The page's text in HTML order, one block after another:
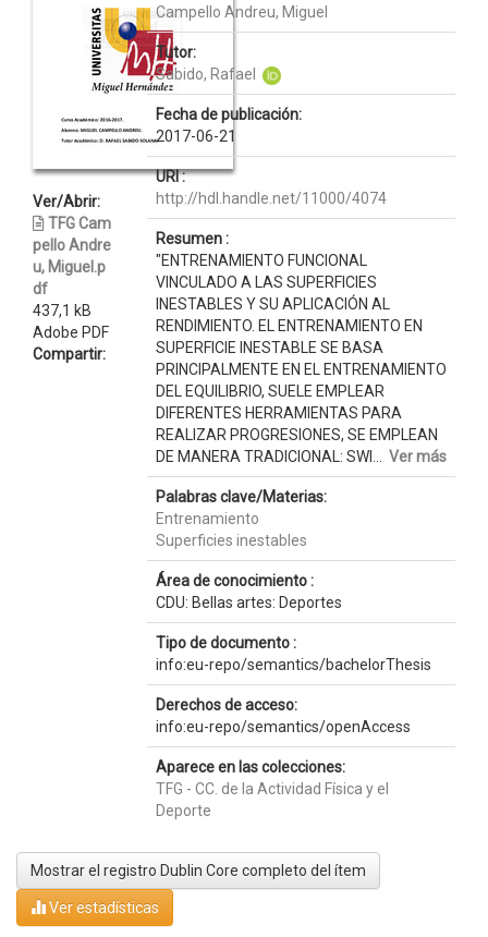
Ver/Abrir:
TFG Cam
pello Andre
u, Miguel.p
df
437,1 kB
Adobe PDF
Compartir:
Campello Andreu, Miguel
Tutor:
Sabido, Rafael
Fecha de publicación:
2017-06-21
URI :
http://hdl.handle.net/11000/4074
Resumen :
"ENTRENAMIENTO FUNCIONAL
VINCULADO A LAS SUPERFICIES
INESTABLES Y SU APLICACIÓN AL
RENDIMIENTO. EL ENTRENAMIENTO EN
SUPERFICIE INESTABLE SE BASA
PRINCIPALMENTE EN EL ENTRENAMIENTO
DEL EQUILIBRIO, SUELE EMPLEAR
DIFERENTES HERRAMIENTAS PARA
REALIZAR PROGRESIONES, SE EMPLEAN
DE MANERA TRADICIONAL: SWI... Ver más
Palabras clave/Materias:
Entrenamiento
Superficies inestables
Área de conocimiento :
CDU: Bellas artes: Deportes
Tipo de documento :
info:eu-repo/semantics/bachelorThesis
Derechos de acceso:
info:eu-repo/semantics/openAccess
Aparece en las colecciones:
TFG - CC. de la Actividad Física y el
Deporte
Mostrar el registro Dublin Core completo del ítem
Ver estadísticas